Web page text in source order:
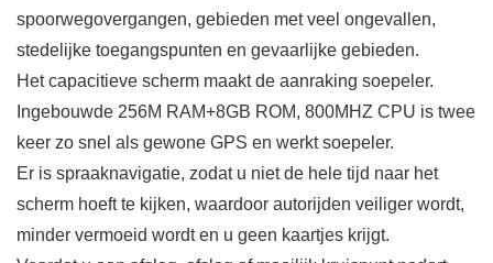
spoorwegovergangen, gebieden met veel ongevallen,
stedelijke toegangspunten en gevaarlijke gebieden.
Het capacitieve scherm maakt de aanraking soepeler.
Ingebouwde 256M RAM+8GB ROM, 800MHZ CPU is twee
keer zo snel als gewone GPS en werkt soepeler.
Er is spraaknavigatie, zodat u niet de hele tijd naar het
scherm hoeft te kijken, waardoor autorijden veiliger wordt,
minder vermoeid wordt en u geen kaartjes krijgt.